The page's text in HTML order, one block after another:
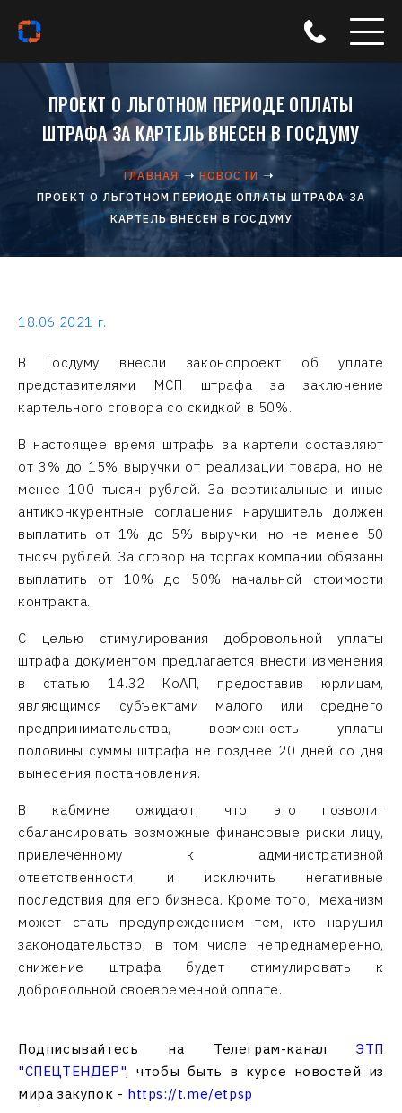
ПРОЕКТ О ЛЬГОТНОМ ПЕРИОДЕ ОПЛАТЫ
ШТРАФА ЗА КАРТЕЛЬ ВНЕСЕН В ГОСДУМУ
ГЛАВНАЯ
НОВОСТИ
ПРОЕКТ О ЛЬГОТНОМ ПЕРИОДЕ ОПЛАТЫ ШТРАФА ЗА
КАРТЕЛЬ ВНЕСЕН В ГОСДУМУ
18.06.2021 г.
В Госдуму внесли законопроект об уплате
представителями МСП штрафа за заключение
картельного сговора со скидкой в 50%.
В настоящее время штрафы за картели составляют
от 3% до 15% выручки от реализации товара, но не
менее 100 тысяч рублей. За вертикальные и иные
антиконкурентные соглашения нарушитель должен
выплатить от 1% до 5% выручки, но не менее 50
тысяч рублей. За сговор на торгах компании обязаны
выплатить от 10% до 50% начальной стоимости
контракта.
С целью стимулирования добровольной уплаты
штрафа документом предлагается внести изменения
в статью 14.32 КоАП, предоставив юрлицам,
являющимся субъектами малого или среднего
предпринимательства, возможность уплаты
половины суммы штрафа не позднее 20 дней со дня
вынесения постановления.
В кабмине ожидают, что это позволит
сбалансировать возможные финансовые риски лицу,
привлеченному к административной
ответственности, и исключить негативные
последствия для его бизнеса. Кроме того, механизм
может стать предупреждением тем, кто нарушил
законодательство, в том числе непреднамеренно,
снижение штрафа будет стимулировать к
добровольной своевременной оплате.
Подписывайтесь на Телеграм-каналЭТП
"СПЕЦТЕНДЕР", чтобы быть в курсе новостей из
мира закупок - https://t.me/etpsp